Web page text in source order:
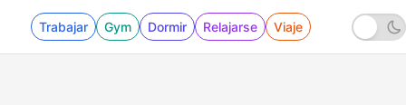
Trabajar Gym Dormir Relajarse Viaje